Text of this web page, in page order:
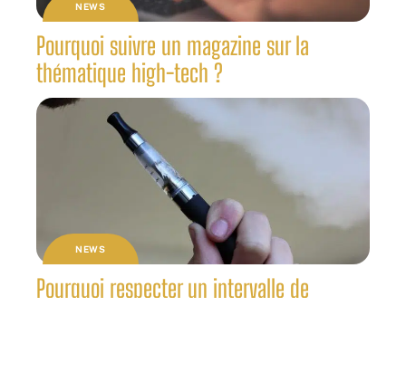
NEWS
Pourquoi suivre un magazine sur la
thématique high-tech ?
NEWS
Pourquoi respecter un intervalle de